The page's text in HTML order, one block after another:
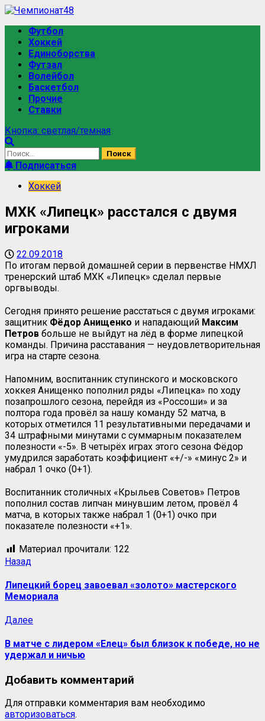
Футбол
Хоккей
Единоборства
Футзал
Волейбол
Баскетбол
Прочие
Ставки
Кнопка: светлая/темная
Подписаться
Хоккей
МХК «Липецк» расстался с двумя
игроками
22.09.2018
По итогам первой домашней серии в первенстве НМХЛ
тренерский штаб МХК «Липецк» сделал первые
оргвыводы.
Сегодня принято решение расстаться с двумя игроками:
защитник Фёдор Анищенко и нападающий Максим
Петров больше не выйдут на лёд в форме липецкой
команды. Причина расставания — неудовлетворительная
игра на старте сезона.
Напомним, воспитанник ступинского и московского
хоккея Анищенко пополнил ряды «Липецка» по ходу
позапрошлого сезона, перейдя из «Россоши» и за
полтора года провёл за нашу команду 52 матча, в
которых отметился 11 результативными передачами и
34 штрафными минутами с суммарным показателем
полезности «-5». В четырёх играх этого сезона Фёдор
умудрился заработать коэффициент «+/-» «минус 2» и
набрал 1 очко (0+1).
Воспитанник столичных «Крыльев Советов» Петров
пополнил состав липчан минувшим летом, провёл 4
матча, в которых также набрал 1 (0+1) очко при
показателе полезности «+1».
Материал прочитали: 122
Назад
Липецкий борец завоевал «золото» мастерского
Мемориала
Далее
В матче с лидером «Елец» был близок к победе, но не
удержал и ничью
Добавить комментарий
Для отправки комментария вам необходимо
авторизоваться.